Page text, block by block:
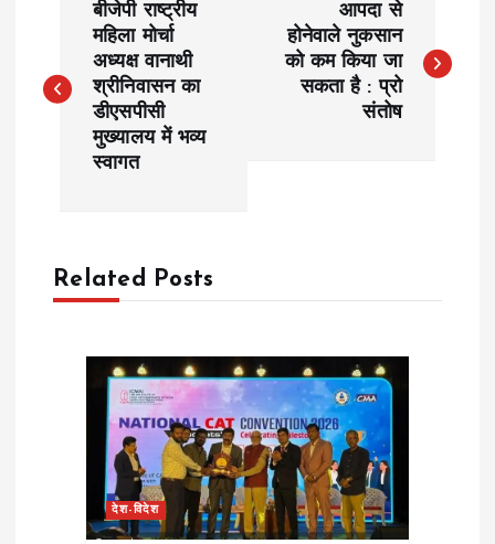
s
a
v
बीजेपी राष्ट्रीय
महिला मोर्चा
अध्यक्ष वानाथी
श्रीनिवासन का
डीएसपीसी
मुख्यालय में भव्य
स्वागत
आपदा से
होनेवाले नुकसान
को कम किया जा
सकता है : प्रो
संतोष
Related Posts
देश-विदेश